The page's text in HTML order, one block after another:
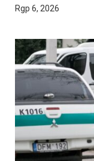
Rgp 6, 2026